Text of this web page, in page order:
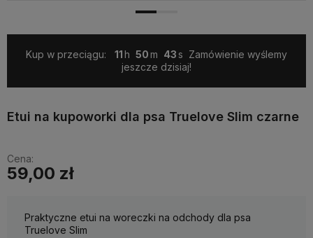
Kup w przeciągu: 11 50 42
Zamówienie wyślemy
jeszcze dzisiaj!
Etui na kupoworki dla psa Truelove Slim czarne
Cena:
59,00 zł
Praktyczne etui na woreczki na odchody dla psa
Truelove Slim